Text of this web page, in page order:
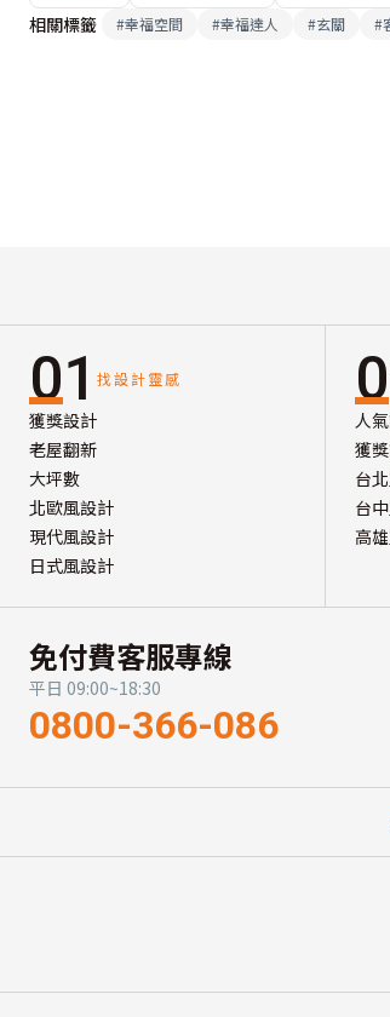
相關標籤
#幸福空間 #幸福達人 #玄關 #
01 找設計靈感
獲獎設計
老屋翻新
大坪數
北歐風設計
現代風設計
日式風設計
人
獲
台
台
高
免付費客服專線
平日 09:00~18:30
0800-366-086